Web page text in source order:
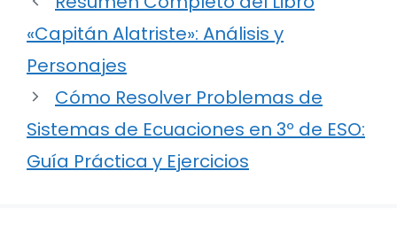
«Capitán Alatriste»: Análisis y
Personajes
Cómo Resolver Problemas de
Sistemas de Ecuaciones en 3º de ESO:
Guía Práctica y Ejercicios